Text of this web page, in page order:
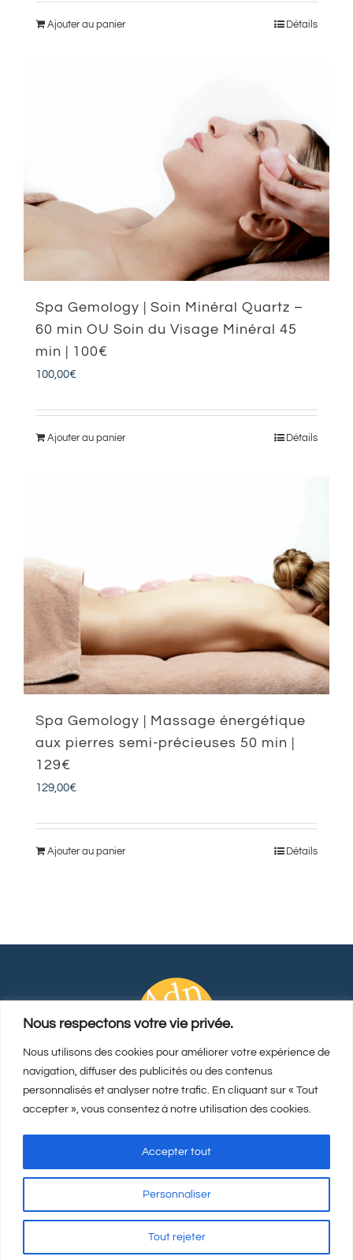
Nous respectons votre vie privée.
Nous utilisons des cookies pour améliorer votre expérience de
navigation, diffuser des publicités ou des contenus
personnalisés et analyser notre trafic. En cliquant sur « Tout
accepter », vous consentez à notre utilisation des cookies.
Personnaliser
Tout rejeter
Accepter tout
Ajouter au panier Détails
Spa Gemology | Soin Minéral Quartz –
60 min OU Soin du Visage Minéral 45
min | 100€
100,00€
Ajouter au panier Détails
Spa Gemology | Massage énergétique
aux pierres semi-précieuses 50 min |
129€
129,00€
Ajouter au panier Détails
Rechercher:
Mentions Légales-CGV-A propos© Copyright2026 | Visicod -
Agence de communication Auxerre